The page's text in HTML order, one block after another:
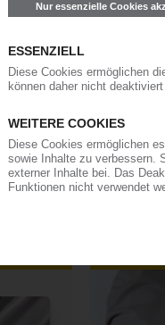
SM-Referenz
Dauer
Im Juli 2026 kam es
Tauwetter
absacken ließ.
die Styrol-
für